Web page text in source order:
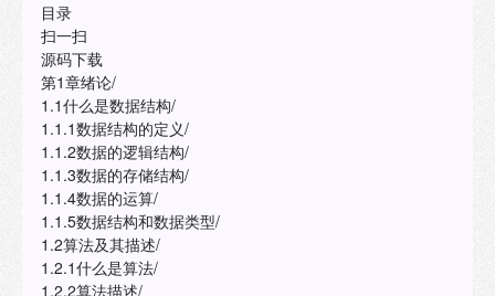
目录
扫一扫
源码下载
第1章绪论/
1.1什么是数据结构/
1.1.1数据结构的定义/
1.1.2数据的逻辑结构/
1.1.3数据的存储结构/
1.1.4数据的运算/
1.1.5数据结构和数据类型/
1.2算法及其描述/
1.2.1什么是算法/
1.2.2算法描述/